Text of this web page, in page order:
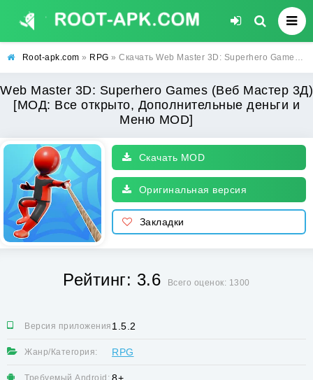
Root-apk.com » RPG » Скачать Web Master 3D: Superhero Games (Веб Мастер 3Д) [МОД: Все открыто, Дополнительные деньги и Меню MOD] | Взлом Web Master 3D: Superhero Games на Андроид
Web Master 3D: Superhero Games (Веб Мастер 3Д)
[МОД: Все открыто, Дополнительные деньги и
Меню MOD]
Скачать MOD
Оригинальная версия
Закладки
Рейтинг: 3.6 Всего оценок: 1300
Версия приложения:1.5.2
Жанр/Категория: RPG
Требуемый Android: